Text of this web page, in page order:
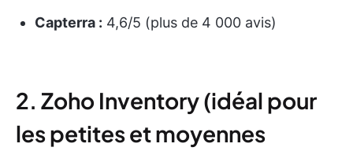
Capterra : 4,6/5 (plus de 4 000 avis)
2. Zoho Inventory (idéal pour
les petites et moyennes